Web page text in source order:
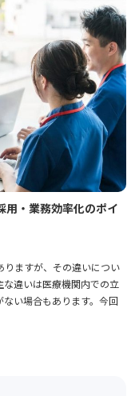
用・業務効率化のポイ
りますが、その違いについ
違いは医療機関内での立
い場合もあります。今回